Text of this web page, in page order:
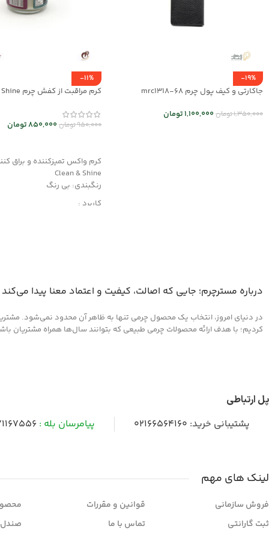
-19%
جاکارتی و کیف پول چرم mrc1318-68
1,350,000تومان1,100,000تومان
-11%
950,000تومان850,000تومان
کرم واکس تمیزکننده و براق
Clean & Shine
رنگبندی: بی رنگ
کاربرد :
درباره مسترچرم؛ جایی که اصالت، کیفیت و اعتماد معنا پیدا می‌کند
در دنیای امروز، انتخاب یک محصول چرمی تنها به ظاهر آن محدود نمی‌شود.
کردیم؛ با هدف ارائه محصولات چرمی طبیعی که بتوانند سال‌ها همراه مشتریان
پل ارتباطی
پشتیبانی خرید: 02166564160 پیامرسان بله :
لینک های مهم
فروش سازمانی
ثبت گارانتی
قوانین و مقررات
تماس با ما